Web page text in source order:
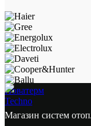
Новатерм
Techno
Магазин систем